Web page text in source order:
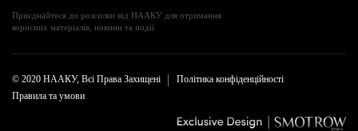
Приєднайтеся до розсилки від НААКУ для отримання
корисних матеріалів, новини та події
© 2020 НААКУ, Всі Права Захищені
Політика конфіденційності
Правила та умови